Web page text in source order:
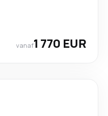
vanaf1 770 EUR